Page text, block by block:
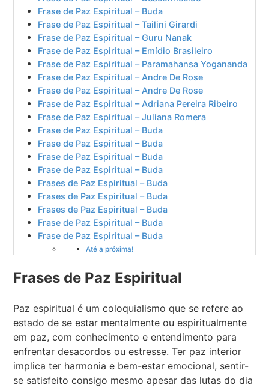
Frase de Paz Espiritual – Buda
Frase de Paz Espiritual – Tailini Girardi
Frase de Paz Espiritual – Guru Nanak
Frase de Paz Espiritual – Emídio Brasileiro
Frase de Paz Espiritual – Paramahansa Yogananda
Frase de Paz Espiritual – Andre De Rose
Frase de Paz Espiritual – Andre De Rose
Frase de Paz Espiritual – Adriana Pereira Ribeiro
Frase de Paz Espiritual – Juliana Romera
Frase de Paz Espiritual – Buda
Frase de Paz Espiritual – Buda
Frase de Paz Espiritual – Buda
Frase de Paz Espiritual – Buda
Frases de Paz Espiritual – Buda
Frases de Paz Espiritual – Buda
Frases de Paz Espiritual – Buda
Frase de Paz Espiritual – Buda
Frase de Paz Espiritual – Buda
Até a próxima!
Frases de Paz Espiritual
Paz espiritual é um coloquialismo que se refere ao
estado de se estar mentalmente ou espiritualmente
em paz, com conhecimento e entendimento para
enfrentar desacordos ou estresse. Ter paz interior
implica ter harmonia e bem-estar emocional, sentir-
se satisfeito consigo mesmo apesar das lutas do dia